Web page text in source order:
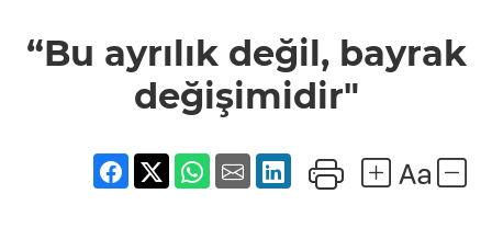
değişimidir"
“Bu ayrılık değil, bayrak
değişimidir"